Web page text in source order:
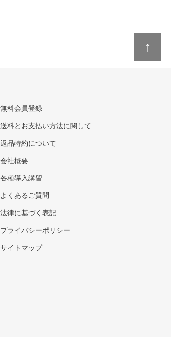
↑
無料会員登録
送料とお支払い方法に関して
返品特約について
会社概要
各種導入講習
よくあるご質問
法律に基づく表記
プライバシーポリシー
サイトマップ